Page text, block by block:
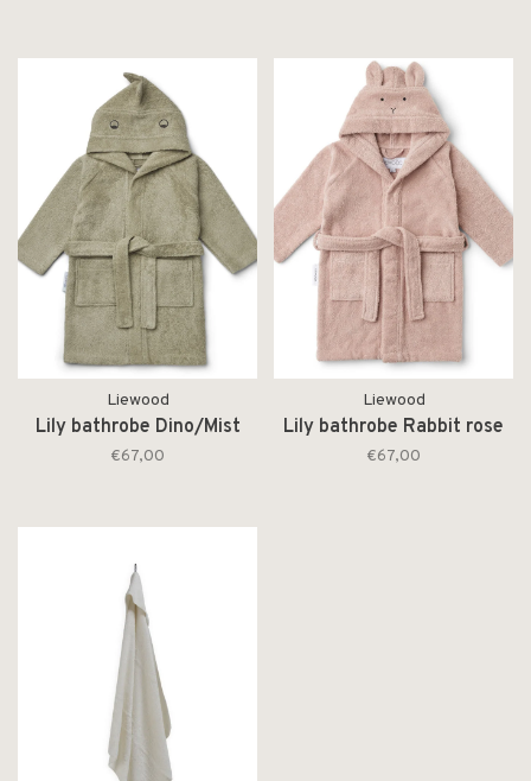
Liewood
Lily bathrobe Dino/Mist
€67,00
Liewood
Lily bathrobe Rabbit rose
€67,00